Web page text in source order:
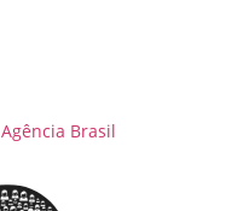
Agência Brasil